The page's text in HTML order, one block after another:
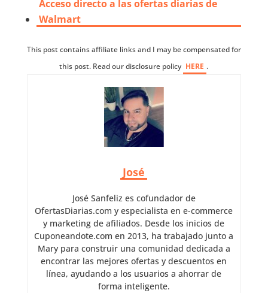
Acceso directo a las ofertas diarias de
Walmart
This post contains affiliate links and I may be compensated for
this post. Read our disclosure policy HERE .
José
José Sanfeliz es cofundador de
OfertasDiarias.com y especialista en e-commerce
y marketing de afiliados. Desde los inicios de
Cuponeandote.com en 2013, ha trabajado junto a
Mary para construir una comunidad dedicada a
encontrar las mejores ofertas y descuentos en
línea, ayudando a los usuarios a ahorrar de
forma inteligente.